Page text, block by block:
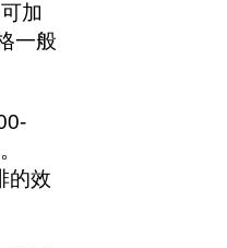
加
一般
的效